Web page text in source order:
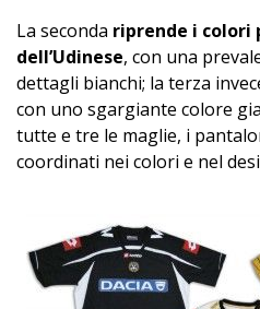
La seconda riprende i colori
dell’Udinese, con una
dettagli bianchi; la terza
con uno sgargiante colore
tutte e tre le maglie, i
coordinati nei colori e nel